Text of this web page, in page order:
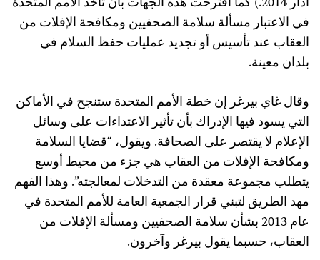
في الاعتبار مسألة سلامة الصحفيين ومكافحة الإفلات من
العقاب عند تأسيس أو تجديد عمليات حفظ السلام في
بلدان معينة.
وقال غاي بيرغر إن خطة الأمم المتحدة ستنجح في الأماكن
التي يسود فيها الإدراك بأن تأثير الاعتداءات على وسائل
الإعلام لا يقتصر على الصحافة. ويقول، “قضايا السلامة
ومكافحة الإفلات من العقاب هي جزء من محيط أوسع
يتطلب مجموعة معقدة من التدخلات لمعالجته”. وهذا الفهم
مهد الطريق لتبني قرار الجمعية العامة للأمم المتحدة في
عام 2013 بشأن سلامة الصحفيين ومسألة الإفلات من
العقاب، حسبما يقول بيرغر وآخرون.